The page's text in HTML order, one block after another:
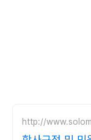
http://